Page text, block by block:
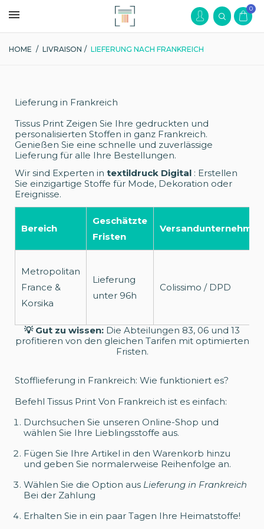
0
HOME / LIVRAISON / LIEFERUNG NACH FRANKREICH
Lieferung in Frankreich
Tissus Print Zeigen Sie Ihre gedruckten und
personalisierten Stoffen in ganz Frankreich.
Genießen Sie eine schnelle und zuverlässige
Lieferung für alle Ihre Bestellungen.
Wir sind Experten in textildruck Digital : Erstellen
Sie einzigartige Stoffe für Mode, Dekoration oder
Ereignisse.
Bereich
Geschätzte
Fristen
Versandunternehmen
Metropolitan
France &
Korsika
Lieferung
unter 96h
Colissimo / DPD
💡 Gut zu wissen: Die Abteilungen 83, 06 und 13
profitieren von den gleichen Tarifen mit optimierten
Fristen.
Stofflieferung in Frankreich: Wie funktioniert es?
Befehl Tissus Print Von Frankreich ist es einfach:
Durchsuchen Sie unseren Online-Shop und
wählen Sie Ihre Lieblingsstoffe aus.
Fügen Sie Ihre Artikel in den Warenkorb hinzu
und geben Sie normalerweise Reihenfolge an.
Wählen Sie die Option aus Lieferung in Frankreich
Bei der Zahlung
Erhalten Sie in ein paar Tagen Ihre Heimatstoffe!